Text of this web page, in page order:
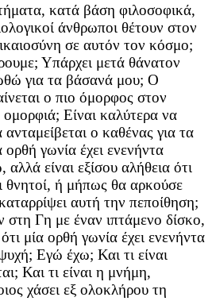
κατά βάση φιλοσοφικά,
άνθρωποι θέτουν στον
σε αυτόν τον κόσμο;
Υπάρχει μετά θάνατον
για τα βάσανά μου; Ο
ο πιο όμορφος στον
Είναι καλύτερα να
ανταμείβεται ο καθένας για τα
γωνία έχει ενενήντα
αλλά είναι εξίσου αλήθεια ότι
θνητοί, ή μήπως θα αρκούσε
αυτή την πεποίθηση;
στη Γη με έναν ιπτάμενο δίσκο,
μία ορθή γωνία έχει ενενήντα
Εγώ έχω; Και τι είναι
Και τι είναι η μνήμη,
χάσει εξ ολοκλήρου τη